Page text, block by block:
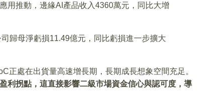
用推動，邊緣AI產品收入4360萬元，同比大增
歸母淨虧損11.49億元，同比虧損進一步擴大
正處在出貨量高速增長期，長期成長想象空間充足。
利拐點，這直接影響二級市場資金信心與認可度，導